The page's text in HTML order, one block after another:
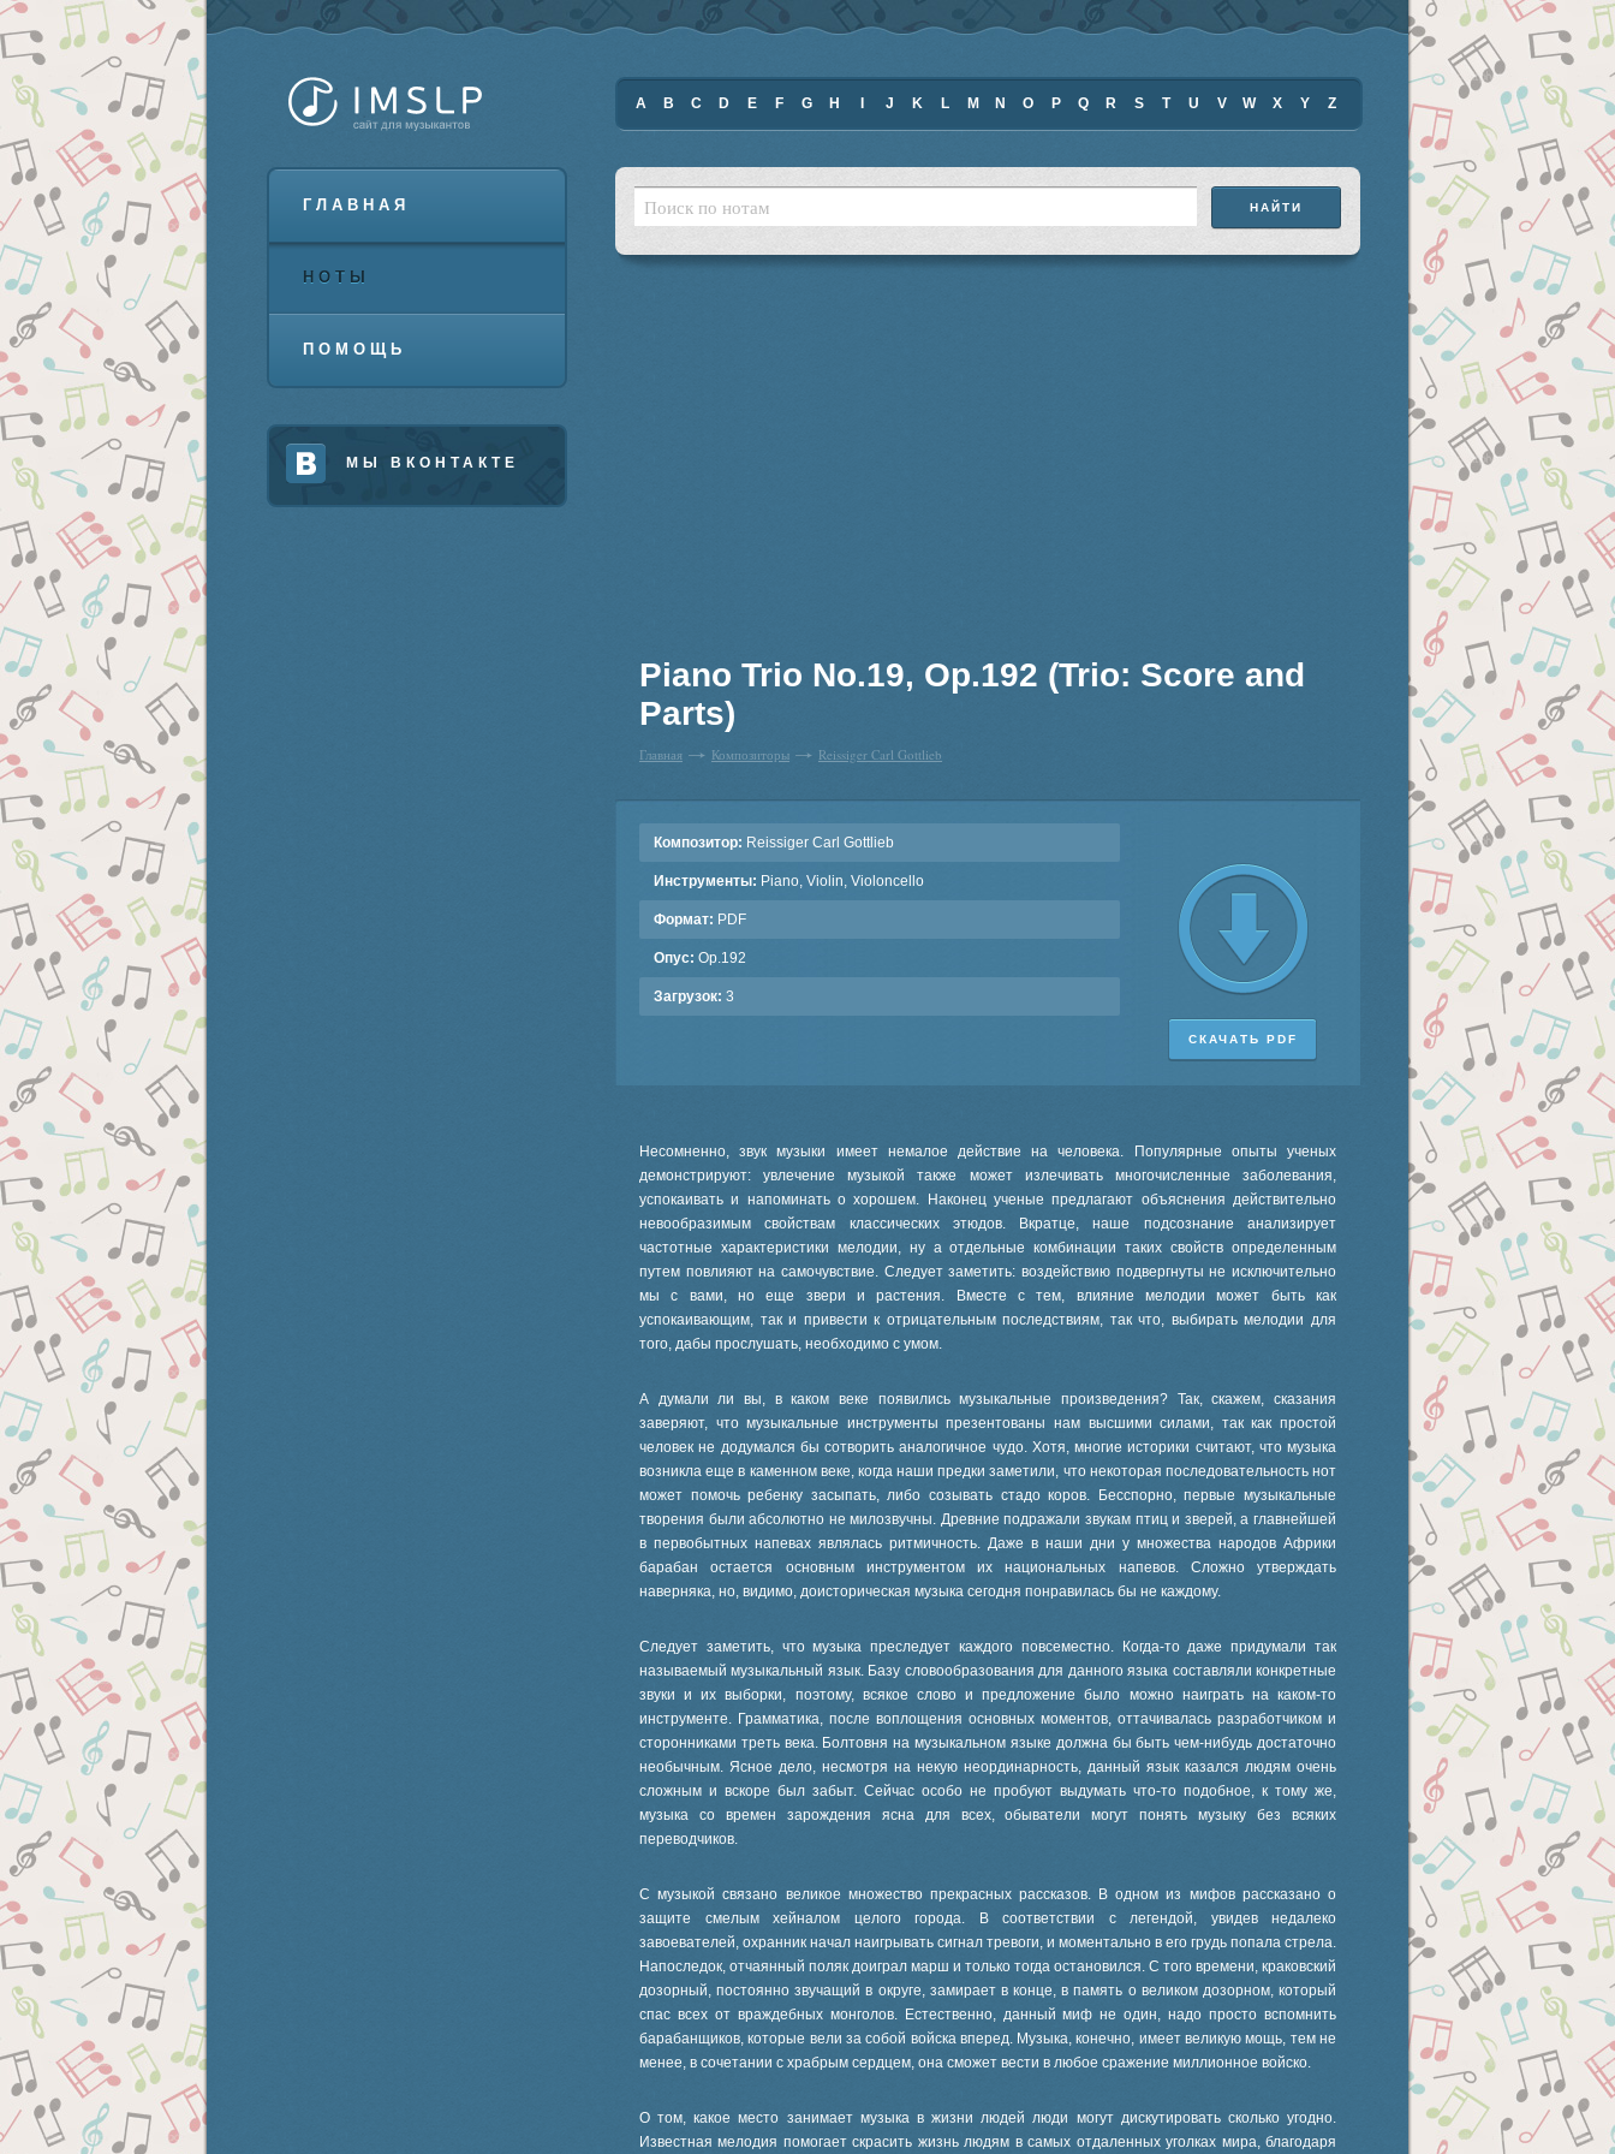
ГЛАВНАЯ
НОТЫ
ПОМОЩЬ
МЫ ВКОНТАКТЕ
A B C D E F G H J K L M N O P Q R S T U V W X Y Z
Piano Trio No.19, Op.192 (Trio: Score and
Parts)
Главная Композиторы Reissiger Carl Gottlieb
Композитор: Reissiger Carl Gottlieb
Инструменты: Piano, Violin, Violoncello
Формат: PDF
Опус: Op.192
Загрузок: 3
СКАЧАТЬ PDF
Несомненно, звук музыки имеет немалое действие на человека. Популярные опыты ученых
демонстрируют: увлечение музыкой также может излечивать многочисленные заболевания,
успокаивать и напоминать о хорошем. Наконец ученые предлагают объяснения действительно
невообразимым свойствам классических этюдов. Вкратце, наше подсознание анализирует
частотные характеристики мелодии, ну а отдельные комбинации таких свойств определенным
путем повлияют на самочувствие. Следует заметить: воздействию подвергнуты не исключительно
мы с вами, но еще звери и растения. Вместе с тем, влияние мелодии может быть как
успокаивающим, так и привести к отрицательным последствиям, так что, выбирать мелодии для
того, дабы прослушать, необходимо с умом.
А думали ли вы, в каком веке появились музыкальные произведения? Так, скажем, сказания
заверяют, что музыкальные инструменты презентованы нам высшими силами, так как простой
человек не додумался бы сотворить аналогичное чудо. Хотя, многие историки считают, что музыка
возникла еще в каменном веке, когда наши предки заметили, что некоторая последовательность нот
может помочь ребенку засыпать, либо созывать стадо коров. Бесспорно, первые музыкальные
творения были абсолютно не милозвучны. Древние подражали звукам птиц и зверей, а главнейшей
в первобытных напевах являлась ритмичность. Даже в наши дни у множества народов Африки
барабан остается основным инструментом их национальных напевов. Сложно утверждать
наверняка, но, видимо, доисторическая музыка сегодня понравилась бы не каждому.
Следует заметить, что музыка преследует каждого повсеместно. Когда-то даже придумали так
называемый музыкальный язык. Базу словообразования для данного языка составляли конкретные
звуки и их выборки, поэтому, всякое слово и предложение было можно наиграть на каком-то
инструменте. Грамматика, после воплощения основных моментов, оттачивалась разработчиком и
сторонниками треть века. Болтовня на музыкальном языке должна бы быть чем-нибудь достаточно
необычным. Ясное дело, несмотря на некую неординарность, данный язык казался людям очень
сложным и вскоре был забыт. Сейчас особо не пробуют выдумать что-то подобное, к тому же,
музыка со времен зарождения ясна для всех, обыватели могут понять музыку без всяких
переводчиков.
С музыкой связано великое множество прекрасных рассказов. В одном из мифов рассказано о
защите смелым хейналом целого города. В соответствии с легендой, увидев недалеко
завоевателей, охранник начал наигрывать сигнал тревоги, и моментально в его грудь попала стрела.
Напоследок, отчаянный поляк доиграл марш и только тогда остановился. С того времени, краковский
дозорный, постоянно звучащий в округе, замирает в конце, в память о великом дозорном, который
спас всех от враждебных монголов. Естественно, данный миф не один, надо просто вспомнить
барабанщиков, которые вели за собой войска вперед. Музыка, конечно, имеет великую мощь, тем не
менее, в сочетании с храбрым сердцем, она сможет вести в любое сражение миллионное войско.
О том, какое место занимает музыка в жизни людей люди могут дискутировать сколько угодно.
Известная мелодия помогает скрасить жизнь людям в самых отдаленных уголках мира, благодаря